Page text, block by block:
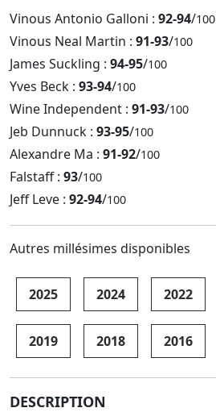
Vinous Antonio Galloni : 92-94/100
Vinous Neal Martin : 91-93/100
James Suckling : 94-95/100
Yves Beck : 93-94/100
Wine Independent : 91-93/100
Jeb Dunnuck : 93-95/100
Alexandre Ma : 91-92/100
Falstaff : 93/100
Jeff Leve : 92-94/100
Autres millésimes disponibles
2025 2024 2022
2019 2018 2016
DESCRIPTION